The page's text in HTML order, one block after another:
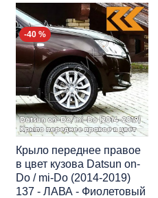
-40 %
Крыло переднее правое
в цвет кузова Datsun on-
Do / mi-Do (2014-2019)
137 - ЛАВА - Фиолетовый